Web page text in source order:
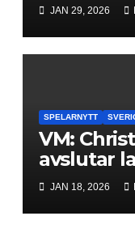
JAN 29, 2026
SPELARNYTT
VM:
avslutar
med VM-
JAN 18, 2026